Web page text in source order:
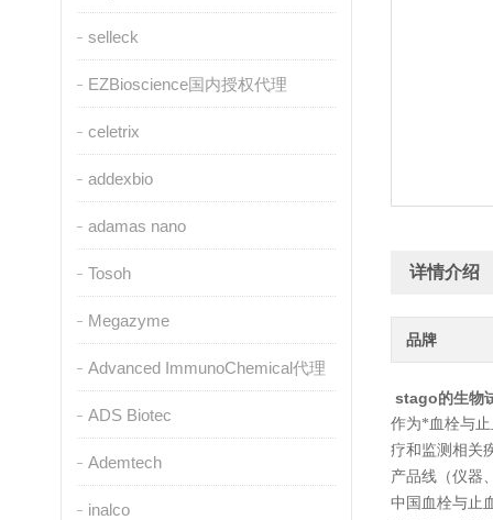
selleck
EZBioscience国内授权代理
celetrix
addexbio
adamas nano
Tosoh
Megazyme
Advanced ImmunoChemical代理
ADS Biotec
Ademtech
inalco
详情介绍
品牌
stago的生物
作为*血栓与
疗和监测相关
产品线（仪器
中国血栓与止